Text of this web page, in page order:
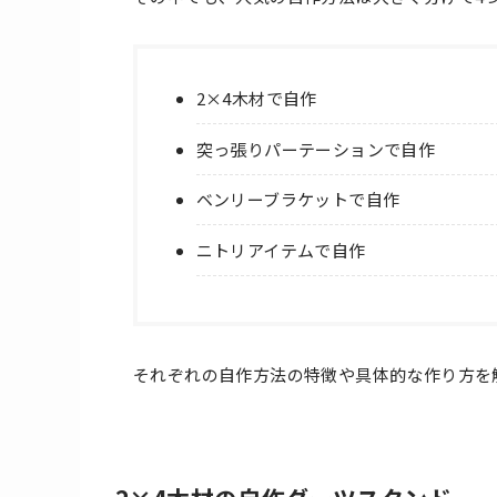
2×4木材で自作
突っ張りパーテーションで自作
ベンリーブラケットで自作
ニトリアイテムで自作
それぞれの自作方法の特徴や具体的な作り方を